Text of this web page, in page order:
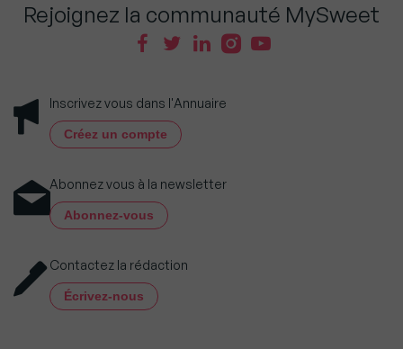
Rejoignez la communauté MySweet
Inscrivez vous dans l'Annuaire
Créez un compte
Abonnez vous à la newsletter
Abonnez-vous
Contactez la rédaction
Écrivez-nous